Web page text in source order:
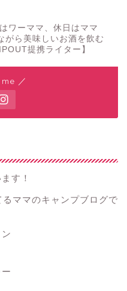
ワーママ、休日はママ
がら美味しいお酒を飲む
提携ライター】
／
す！
ママのキャンプブログで